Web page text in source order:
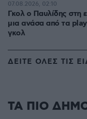
Γκολ ο Παυλίδης στη
μια ανάσα από τα
γκολ
07.08.2026, 02:10
ΔΕΙΤΕ ΟΛΕΣ ΤΙΣ
ΤΑ ΠΙΟ